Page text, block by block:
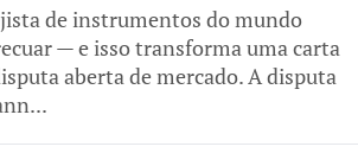
de instrumentos do mundo
— e isso transforma uma carta
aberta de mercado. A disputa